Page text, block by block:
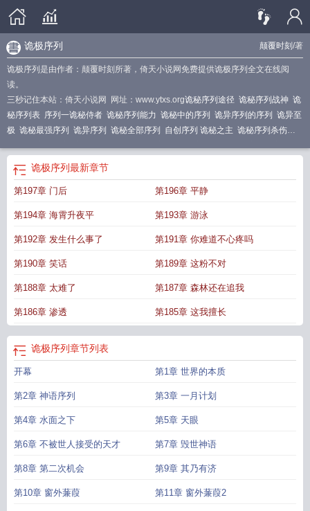
颠覆时刻 /著
诡极序列
诡极序列是由作者：颠覆时刻所著，倚天小说网免费提供诡极序列全文在线阅
读。
三秒记住本站：倚天小说网 网址：www.ytxs.org诡秘序列途径 诡秘序列战神 诡
秘序列表 序列一诡秘侍者 诡秘序列能力 诡秘中的序列 诡异序列的序列 诡异至
极 诡秘最强序列 诡异序列 诡秘全部序列 自创序列 诡秘之主 诡秘序列杀伤
序列书评
诡极序列最新章节
第197章 门后 第196章 平静
第194章 海霄升夜平 第193章 游泳
第192章 发生什么事了 第191章 你难道不心疼吗
第190章 笑话 第189章 这粉不对
第188章 太难了 第187章 森林还在追我
第186章 渗透 第185章 这我擅长
诡极序列章节列表
开幕 第1章 世界的本质
第2章 神语序列 第3章 一月计划
第4章 水面之下 第5章 天眼
第6章 不被世人接受的天才 第7章 毁世神语
第8章 第二次机会 第9章 其乃有济
第10章 窗外蒹葭 第11章 窗外蒹葭2